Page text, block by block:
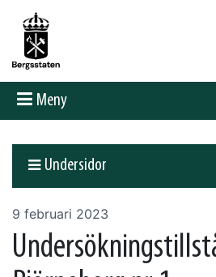
Meny
Undersidor
9 februari 2023